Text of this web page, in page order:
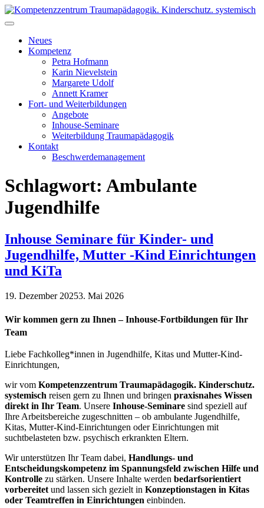
Skip
to
Zertifizierung
Neues
Kompetenz
Petra Hofmann
Karin Nievelstein
Margarete Udolf
Annett Kramer
Fort- und Weiterbildungen
Angebote
Inhouse-Seminare
Weiterbildung Traumapädagogik
Kontakt
Beschwerdemanagement
Schlagwort: Ambulante
Jugendhilfe
Inhouse Seminare für Kinder- und
Jugendhilfe, Mutter -Kind Einrichtungen
und KiTa
19. Dezember 20253. Mai 2026
Wir kommen gern zu Ihnen – Inhouse-Fortbildungen für Ihr
Team
Liebe Fachkolleg*innen in Jugendhilfe, Kitas und Mutter-Kind-
Einrichtungen,
wir vom Kompetenzzentrum Traumapädagogik. Kinderschutz.
systemisch reisen gern zu Ihnen und bringen praxisnahes Wissen
direkt in Ihr Team. Unsere Inhouse-Seminare sind speziell auf
Ihre Arbeitsbereiche zugeschnitten – ob ambulante Jugendhilfe,
Kitas, Mutter-Kind-Einrichtungen oder Einrichtungen mit
suchtbelasteten bzw. psychisch erkrankten Eltern.
Wir unterstützen Ihr Team dabei, Handlungs- und
Entscheidungskompetenz im Spannungsfeld zwischen Hilfe und
Kontrolle zu stärken. Unsere Inhalte werden bedarfsorientiert
vorbereitet und lassen sich gezielt in Konzeptionstagen in Kitas
oder Teamtreffen in Einrichtungen einbinden.